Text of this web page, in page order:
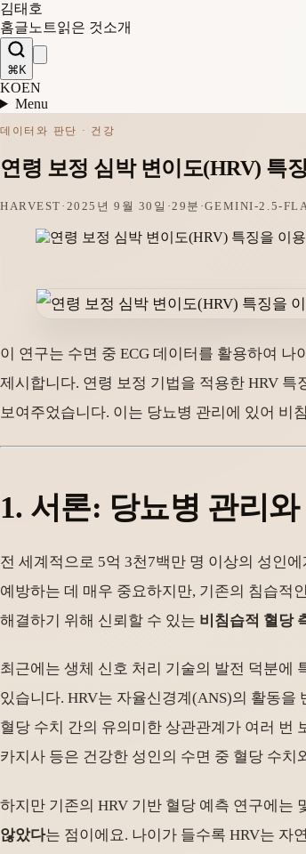
김태호
홈글 노트읽은 것소개
⌘K
KOEN
Menu
데이터와 판단 · 건강
연령 보정 심박 변이도(HRV) 특
HARVEST · 2025년 9월 30일 ·29분 ·GEMINI-2.5-
이 연구는 수면 중 ECG 데이터를 활용하여
제시합니다. 연령 보정 기법을 적용한 HRV
보여주었습니다. 이는 당뇨병 관리에 있어 비
1. 서론: 당뇨병 관리
전 세계적으로 5억 3천7백만 명 이상의 성인
예방하는 데 매우 중요하지만, 기존의 침습적
해결하기 위해 신뢰할 수 있는 비침습적 혈당
최근에는 생체 신호 처리 기술의 발전 덕분에
있습니다. HRV는 자율신경계(ANS)의 활동
혈당 수치 간의 유의미한 상관관계가 여러 번
카지사 등은 건강한 성인의 수면 중 혈당 수
하지만 기존의 HRV 기반 혈당 예측 연구에는
않았다는 점이에요. 나이가 들수록 HRV는 자